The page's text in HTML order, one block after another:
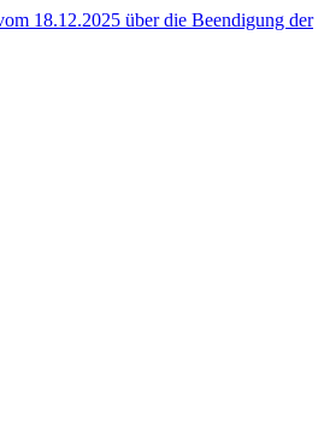
18.12.2025 über die Beendigung der